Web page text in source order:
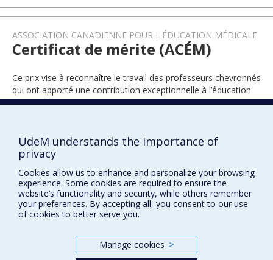
ASSOCIATION CANADIENNE POUR L'ÉDUCATION MÉDICALE
Certificat de mérite (ACÉM)
Ce prix vise à reconnaître le travail des professeurs chevronnés
qui ont apporté une contribution exceptionnelle à l’éducation
médicale tout au long de leur carrière universitaire.
UdeM understands the importance of
privacy
Cookies allow us to enhance and personalize your browsing
experience. Some cookies are required to ensure the
website’s functionality and security, while others remember
your preferences. By accepting all, you consent to our use
of cookies to better serve you.
Manage cookies >